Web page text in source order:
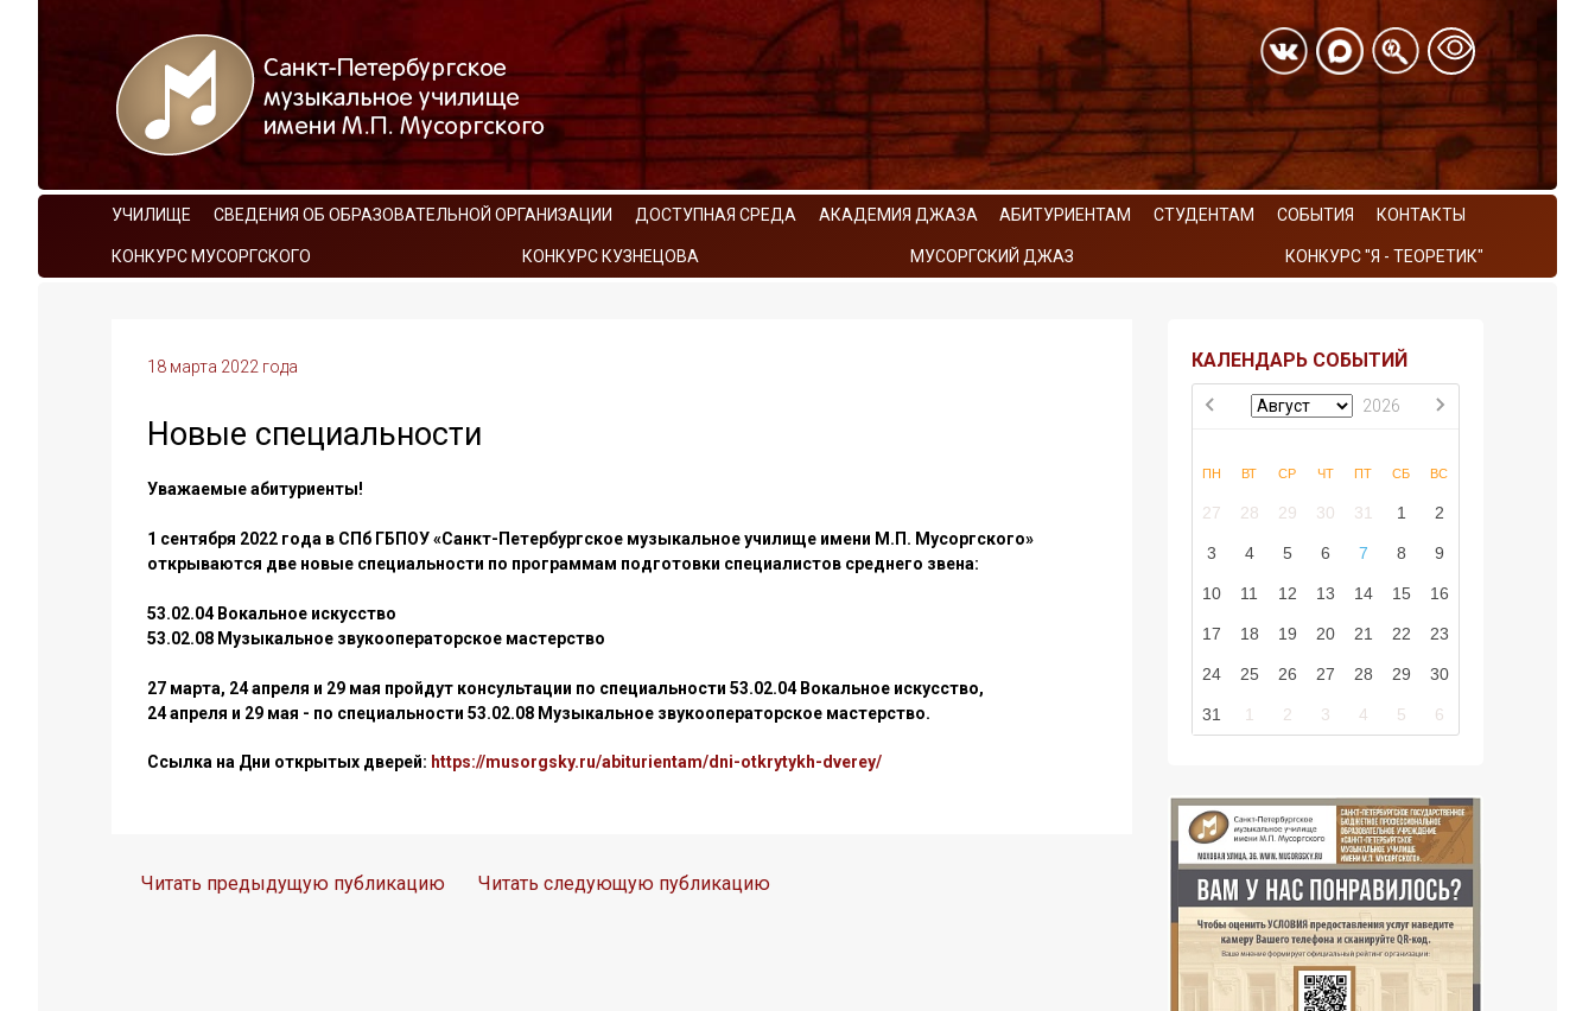
УЧИЛИЩЕ СВЕДЕНИЯ ОБ ОБРАЗОВАТЕЛЬНОЙ ОРГАНИЗАЦИИ ДОСТУПНАЯ СРЕДА АКАДЕМИЯ ДЖАЗА АБИТУРИЕНТАМ СТУДЕНТАМ СОБЫТИЯ КОНТАКТЫ
КОНКУРС МУСОРГСКОГО КОНКУРС КУЗНЕЦОВА МУСОРГСКИЙ ДЖАЗ КОНКУРС "Я - ТЕОРЕТИК"
18 марта 2022 года
Новые специальности
Уважаемые абитуриенты!
1 сентября 2022 года в СПб ГБПОУ «Санкт-Петербургское музыкальное училище имени М.П. Мусоргского»
открываются две новые специальности по программам подготовки специалистов среднего звена:
53.02.04 Вокальное искусство
53.02.08 Музыкальное звукооператорское мастерство
27 марта, 24 апреля и 29 мая пройдут консультации по специальности 53.02.04 Вокальное искусство,
24 апреля и 29 мая - по специальности 53.02.08 Музыкальное звукооператорское мастерство.
Ссылка на Дни открытых дверей: https://musorgsky.ru/abiturientam/dni-otkrytykh-dverey/
Читать предыдущую публикацию Читать следующую публикацию
КАЛЕНДАРЬ СОБЫТИЙ
2026
ПН ВТ СР ЧТ ПТ СБ ВС
27 28 29 30 31 1 2
3 4 5 6 7 8 9
10 11 12 13 14 15 16
17 18 19 20 21 22 23
24 25 26 27 28 29 30
31 1 2 3 4 5 6